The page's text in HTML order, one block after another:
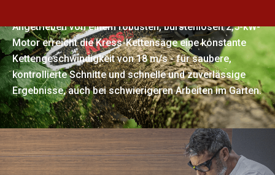
Angetrieben von einem robusten, bürstenlosen 2,5-kW-
Motor erreicht die Kress-Kettensäge eine konstante
Kettengeschwindigkeit von 18 m/s - für saubere,
kontrollierte Schnitte und schnelle und zuverlässige
Ergebnisse, auch bei schwierigeren Arbeiten im Garten.